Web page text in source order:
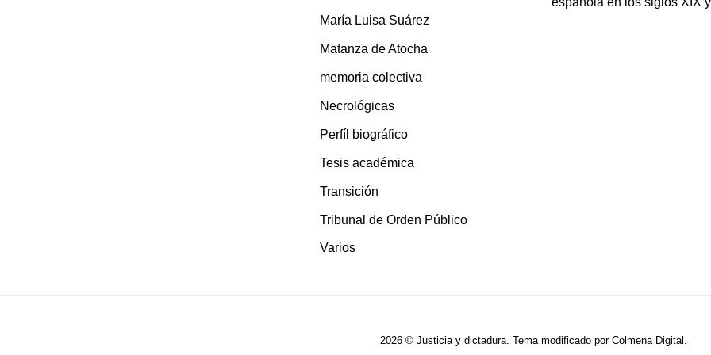
María Luisa Suárez
Matanza de Atocha
memoria colectiva
Necrológicas
Perfíl biográfico
Tesis académica
Transición
Tribunal de Orden Público
Varios
2026 © Justicia y dictadura. Tema modificado por Colmena Digital .